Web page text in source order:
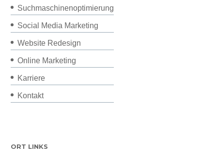
Suchmaschinenoptimierung
Social Media Marketing
Website Redesign
Online Marketing
Karriere
Kontakt
ORT LINKS